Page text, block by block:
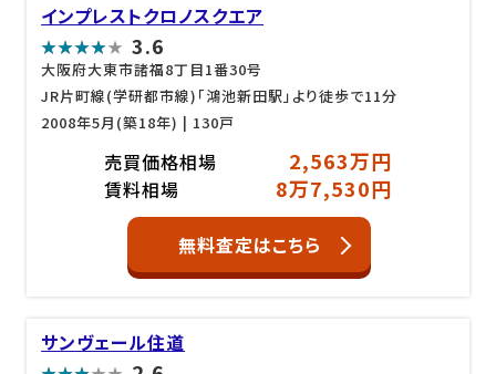
インプレストクロノスクエア
3.6
大阪府大東市諸福8丁目1番30号
JR片町線(学研都市線)「鴻池新田駅」より徒歩で11分
2008年5月(築18年) | 130戸
売買価格相場 2,563万円
賃料相場 8万7,530円
無料査定はこちら
サンヴェール住道